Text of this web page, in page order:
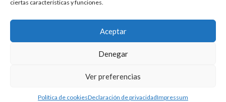
ciertas características y funciones.
Aceptar
Denegar
Ver preferencias
Política de cookiesDeclaración de privacidadImpressum